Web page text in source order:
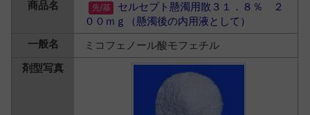
セルセプト懸濁用散３１．８％ ２
００ｍｇ（懸濁後の内用液として）
ミコフェノール酸モフェチル